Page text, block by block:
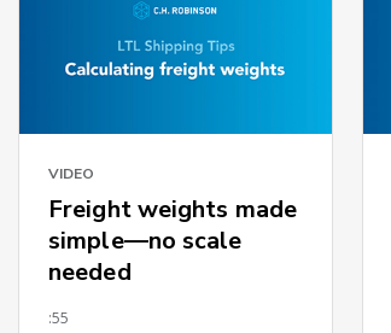
VIDEO
Freight weights made
simple—no scale
needed
:55